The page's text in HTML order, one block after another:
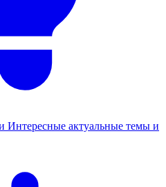
Интересные актуальные темы и